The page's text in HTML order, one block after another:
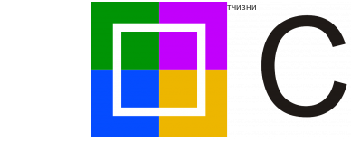
Табличка на кабінет захисту вітчизни